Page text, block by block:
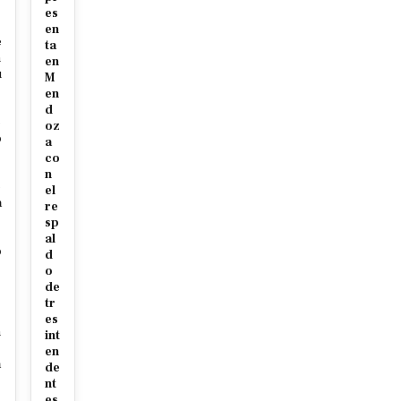
es
en
ta
en
M
en
d
oz
a
co
n
el
re
sp
al
d
o
de
tr
es
int
en
de
nt